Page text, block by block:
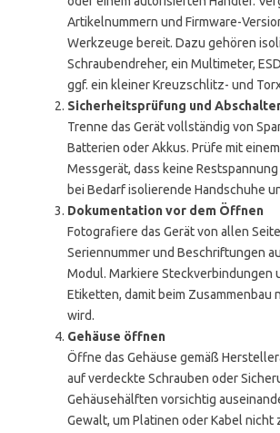
Artikelnummern und Firmware-
Werkzeuge bereit. Dazu gehören
Schraubendreher, ein Multimeter,
ggf. ein kleiner Kreuzschlitz- und
Sicherheitsprüfung und
Trenne das Gerät vollständig von
Batterien oder Akkus. Prüfe mit
Messgerät, dass keine
bei Bedarf isolierende Handschuhe
Dokumentation vor dem Öffnen
Fotografiere das Gerät von allen
Seriennummer und Beschriftungen
Modul. Markiere Steckverbindungen
Etiketten, damit beim Zusammenbau
wird.
Gehäuse öffnen
Öffne das Gehäuse gemäß
auf verdeckte Schrauben oder
Gehäusehälften vorsichtig
Gewalt, um Platinen oder Kabel nicht